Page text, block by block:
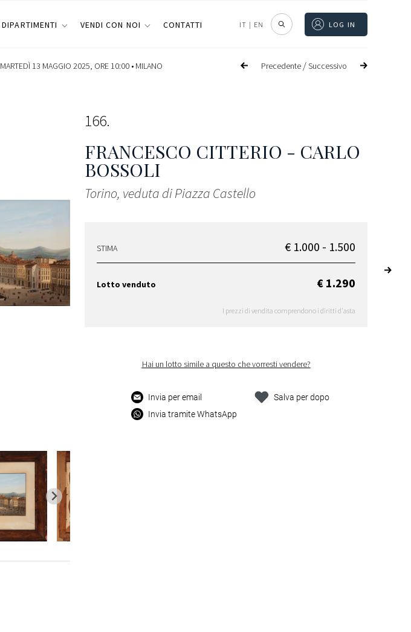
DIPARTIMENTI VENDI CON NOI CONTATTI IT | EN LOG IN
Precedente /Successivo
MARTEDÌ 13 MAGGIO 2025, ORE 10:00 • MILANO
166
FRANCESCO CITTERIO - CARLO
BOSSOLI
Torino, veduta di Piazza Castello
STIMA € 1.000 - 1.500
Lotto venduto € 1.290
I prezzi di vendita comprendono i diritti d'asta
Hai un lotto simile a questo che vorresti vendere?
Invia per email
Invia tramite WhatsApp
Salva per dopo